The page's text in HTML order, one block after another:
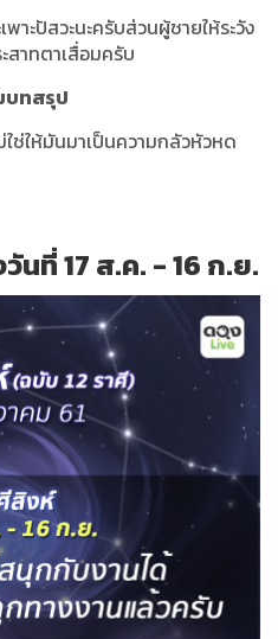
าะปัสวะนะครับส่วนผู้ชายให้ระวัง
สาทตาเสื่อมครับ
บทสรุป
ใช่ให้มันมาเป็นความกลัวหัวหด
นที่ 17 ส.ค. - 16 ก.ย.